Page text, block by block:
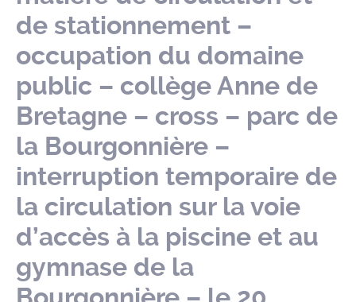
de stationnement –
occupation du domaine
public – collège Anne de
Bretagne – cross – parc de
la Bourgonnière –
interruption temporaire de
la circulation sur la voie
d’accès à la piscine et au
gymnase de la